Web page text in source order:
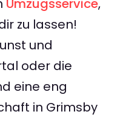
Umzugsservice,
zu lassen!
und
oder die
eine eng
in Grimsby